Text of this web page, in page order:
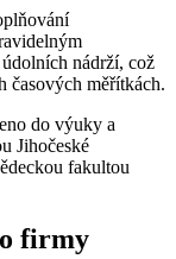
nádrží, což
časových měřítkách.
do výuky a
Jihočeské
fakultou
firmy